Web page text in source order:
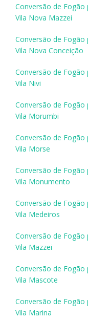
Conversão de Fogão
Vila Nova Mazzei
Conversão de Fogão
Vila Nova Conceição
Conversão de Fogão
Vila Nivi
Conversão de Fogão
Vila Morumbi
Conversão de Fogão
Vila Morse
Conversão de Fogão
Vila Monumento
Conversão de Fogão
Vila Medeiros
Conversão de Fogão
Vila Mazzei
Conversão de Fogão
Vila Mascote
Conversão de Fogão
Vila Marina